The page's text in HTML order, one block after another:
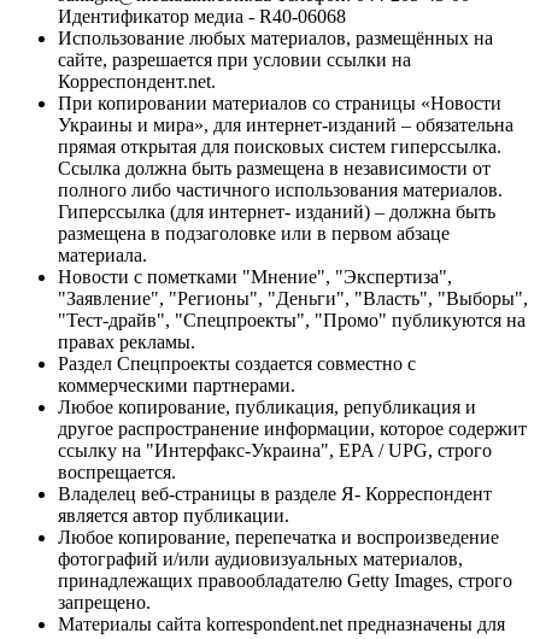
Идентификатор медиа - R40-06068
Использование любых материалов, размещённых на
сайте, разрешается при условии ссылки на
Корреспондент.net.
При копировании материалов со страницы «Новости
Украины и мира», для интернет-изданий – обязательна
прямая открытая для поисковых систем гиперссылка.
Ссылка должна быть размещена в независимости от
полного либо частичного использования материалов.
Гиперссылка (для интернет- изданий) – должна быть
размещена в подзаголовке или в первом абзаце
материала.
Новости с пометками "Мнение", "Экспертиза",
"Заявление", "Регионы", "Деньги", "Власть", "Выборы",
"Тест-драйв", "Спецпроекты", "Промо" публикуются на
правах рекламы.
Раздел Спецпроекты создается совместно с
коммерческими партнерами.
Любое копирование, публикация, републикация и
другое распространение информации, которое содержит
ссылку на "Интерфакс-Украина", EPA / UPG, строго
воспрещается.
Владелец веб-страницы в разделе Я- Корреспондент
является автор публикации.
Любое копирование, перепечатка и воспроизведение
фотографий и/или аудиовизуальных материалов,
принадлежащих правообладателю Getty Images, строго
запрещено.
Материалы сайта korrespondent.net предназначены для